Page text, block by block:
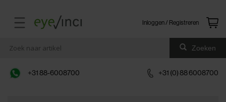
Inloggen / Registreren
Zoeken
+31 88-6008700 +31 (0) 88 6008700